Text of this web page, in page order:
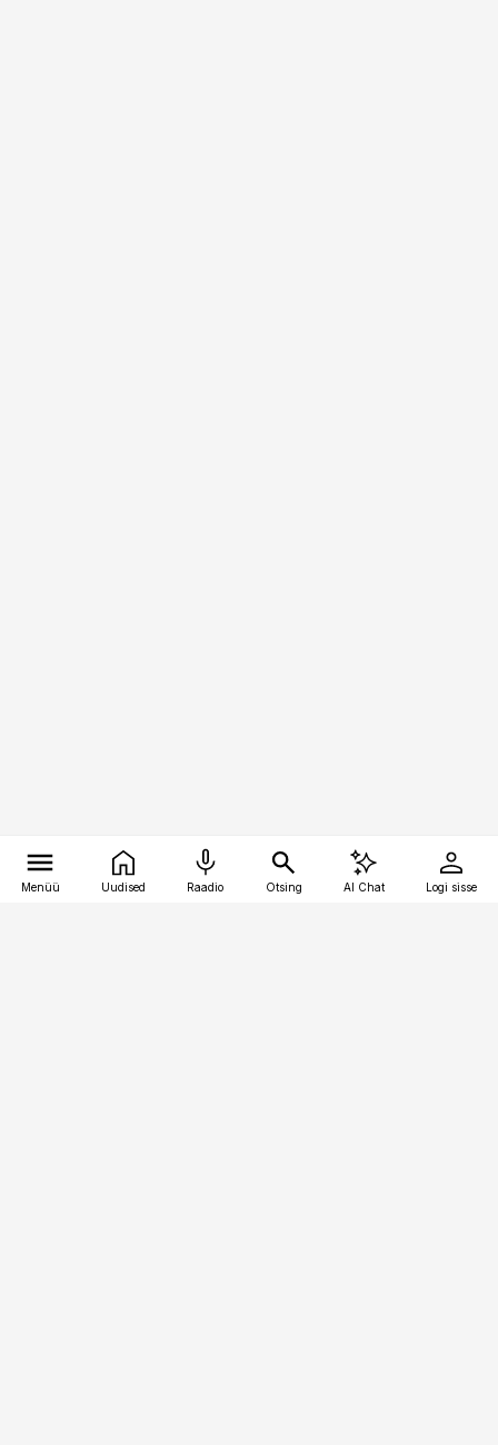
Menüü Uudised Raadio Otsing AI Chat Logi sisse